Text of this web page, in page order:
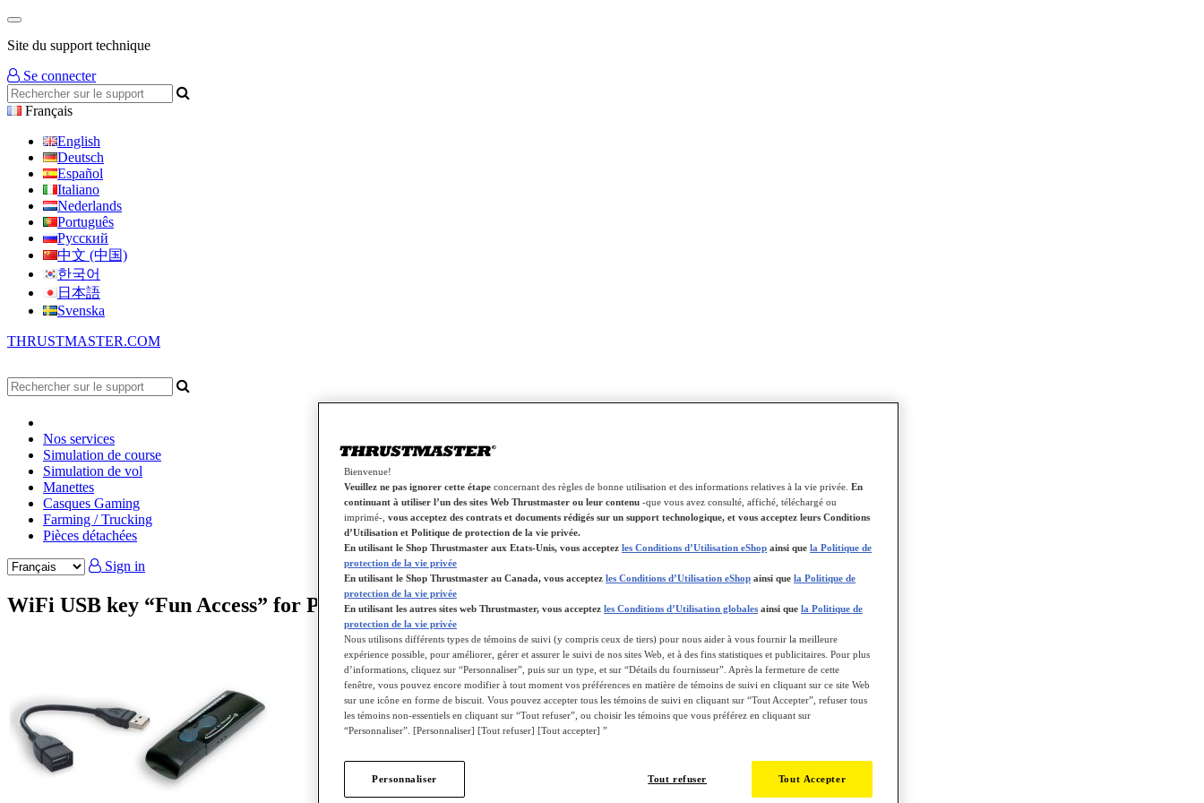
Site du support technique
Se connecter
Français
English
Deutsch
Español
Italiano
Nederlands
Português
Русский
中文 (中国)
한국어
日本語
Svenska
THRUSTMASTER.COM
Nos services
Simulation de course
Simulation de vol
Manettes
Casques Gaming
Farming / Trucking
Pièces détachées
Sign in
WiFi USB key “Fun Access” for PSP
Bienvenue!
Veuillez ne pas ignorer cette étape concernant des règles de bonne utilisation et des informations relatives à la vie privée. En
continuant à utiliser l’un des sites Web Thrustmaster ou leur contenu -que vous avez consulté, affiché, téléchargé ou
imprimé-, vous acceptez des contrats et documents rédigés sur un support technologique, et vous acceptez leurs Conditions
d’Utilisation et Politique de protection de la vie privée.
En utilisant le Shop Thrustmaster aux Etats-Unis, vous acceptez les Conditions d’Utilisation eShop ainsi que la Politique de
protection de la vie privée
En utilisant le Shop Thrustmaster au Canada, vous acceptez les Conditions d’Utilisation eShop ainsi que la Politique de
protection de la vie privée
En utilisant les autres sites web Thrustmaster, vous acceptez les Conditions d’Utilisation globales ainsi que la Politique de
protection de la vie privée
Nous utilisons différents types de témoins de suivi (y compris ceux de tiers) pour nous aider à vous fournir la meilleure
expérience possible, pour améliorer, gérer et assurer le suivi de nos sites Web, et à des fins statistiques et publicitaires. Pour plus
d’informations, cliquez sur “Personnaliser”, puis sur un type, et sur “Détails du fournisseur”. Après la fermeture de cette
fenêtre, vous pouvez encore modifier à tout moment vos préférences en matière de témoins de suivi en cliquant sur ce site Web
sur une icône en forme de biscuit. Vous pouvez accepter tous les témoins de suivi en cliquant sur “Tout Accepter”, refuser tous
les témoins non-essentiels en cliquant sur “Tout refuser”, ou choisir les témoins que vous préférez en cliquant sur
“Personnaliser”. [Personnaliser] [Tout refuser] [Tout accepter] ”
Tout refuser Tout Accepter
Personnaliser